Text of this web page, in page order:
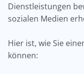
Dienstleistungen
sozialen Medien
Hier ist, wie Sie
können: